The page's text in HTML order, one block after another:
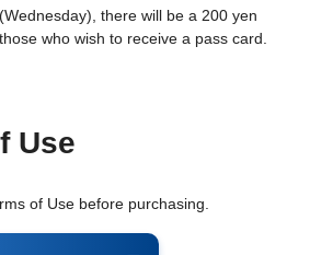
there will be a 200 yen
who wish to receive a pass card.
Use
of Use before purchasing.